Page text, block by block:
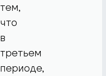
тем,
что
в
третьем
периоде,